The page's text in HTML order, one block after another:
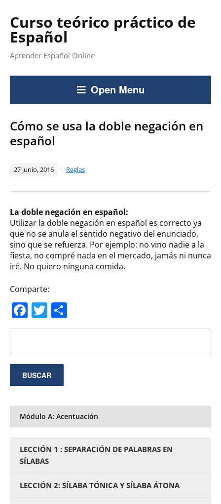
Curso teórico práctico de
Español
Aprender Español Online
Open Menu
Cómo se usa la doble negación en
español
27 junio, 2016 Reglas
La doble negación en español:
Utilizar la doble negación en español es correcto ya
que no se anula el sentido negativo del enunciado,
sino que se refuerza. Por ejemplo: no vino nadie a la
fiesta, no compré nada en el mercado, jamás ni nunca
iré. No quiero ninguna comida.
Comparte:
Facebook
Twitter
Módulo A: Acentuación
LECCIÓN 1 : SEPARACIÓN DE PALABRAS EN
SÍLABAS
LECCIÓN 2: SÍLABA TÓNICA Y SÍLABA ÁTONA